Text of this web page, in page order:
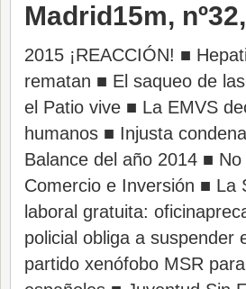
Madrid15m,
2015 ¡REACCIÓN! ■
rematan ■ El saqueo de
el Patio vive ■ La EMVS
humanos ■ Injusta
Balance del año 2014 ■
Comercio e Inversión ■ La
laboral gratuita:
policial obliga a suspender
partido xenófobo MSR